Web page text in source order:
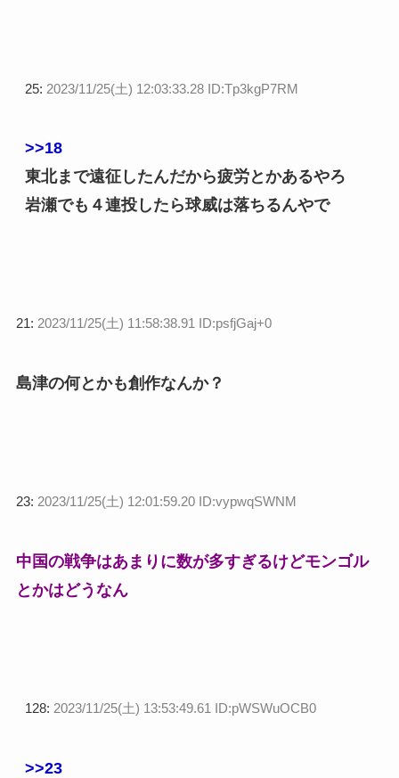
25: 2023/11/25(土) 12:03:33.28 ID:Tp3kgP7RM
>>18
東北まで遠征したんだから疲労とかあるやろ
岩瀬でも４連投したら球威は落ちるんやで
21: 2023/11/25(土) 11:58:38.91 ID:psfjGaj+0
島津の何とかも創作なんか？
23: 2023/11/25(土) 12:01:59.20 ID:vypwqSWNM
中国の戦争はあまりに数が多すぎるけどモンゴル
とかはどうなん
128: 2023/11/25(土) 13:53:49.61 ID:pWSWuOCB0
>>23